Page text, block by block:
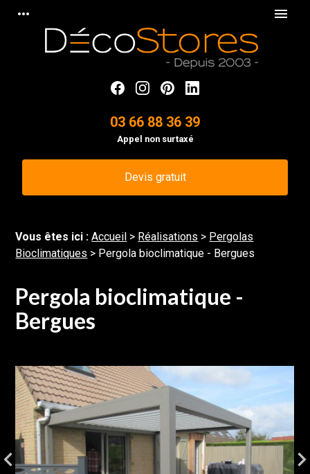
more_horiz menu
03 66 88 36 39
Appel non surtaxé
Devis gratuit
Vous êtes ici :Accueil > Réalisations > Pergolas
Bioclimatiques > Pergola bioclimatique - Bergues
Pergola bioclimatique -
Bergues